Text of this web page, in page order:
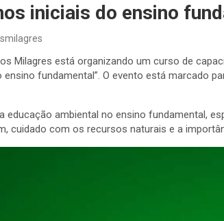
iniciais do ensino
Milagres está organizando um curso de
fundamental”. O evento está marcado
educação ambiental no ensino fundamental,
cuidado com os recursos naturais e a